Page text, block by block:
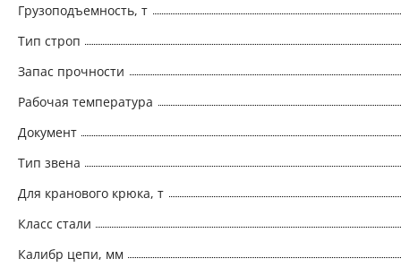
Грузоподъемность, т
Тип строп
Запас прочности
Рабочая температура
Документ
Тип звена
Для кранового крюка, т
Класс стали
Калибр цепи, мм